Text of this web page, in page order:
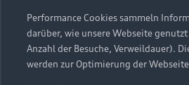
Vertrag widerrufen
Hinweis: Die aktuelle Darstellung
Embleme am Fahrzeug bei allen
Webseite kann abweichen.
Performance Cookies sammeln
darüber, wie unsere Webseite
Anzahl der Besuche, Verweildauer).
werden zur Optimierung der